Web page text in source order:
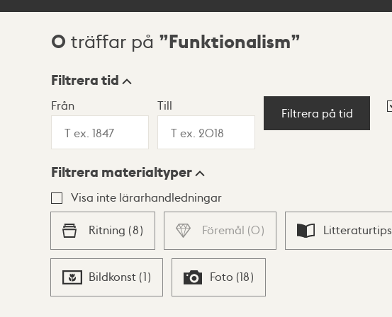
Sökresultat
0 träffar på Funktionalism
Visningsläge
Lista Karta
Filtrera tid
Från Till
Filtrera på tid
Filtrera materialtyper
Visa inte lärarhandledningar
Ritning (8) Föremål (0) Litteraturtips
Bildkonst (1) Foto (18)